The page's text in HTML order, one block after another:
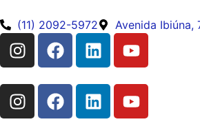
(11) 2092-5972 Avenida Ibiúna,